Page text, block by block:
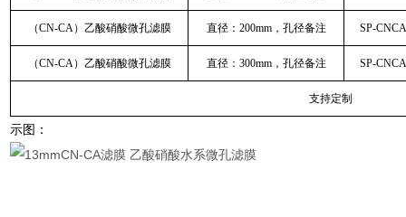
（CN-CA）乙酸硝酸微孔滤膜 直径：200mm，孔径备注 SP-
（CN-CA）乙酸硝酸微孔滤膜 直径：300mm，孔径备注 SP-
支持定制
示图：